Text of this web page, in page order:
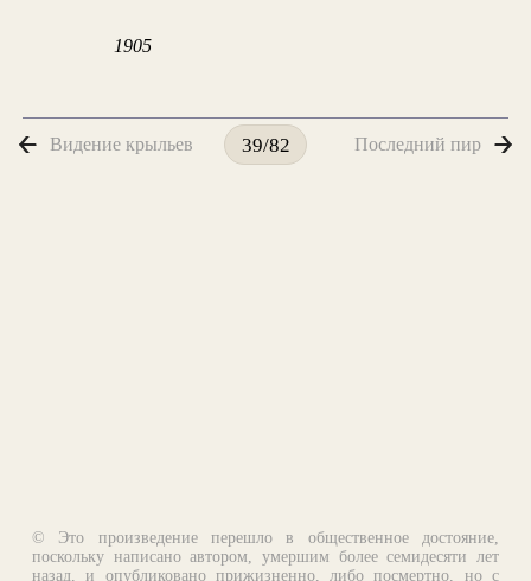
1905
Видение крыльев 39/82 Последний пир
© Это произведение перешло в общественное достояние,
поскольку написано автором, умершим более семидесяти лет
назад, и опубликовано прижизненно, либо посмертно, но с